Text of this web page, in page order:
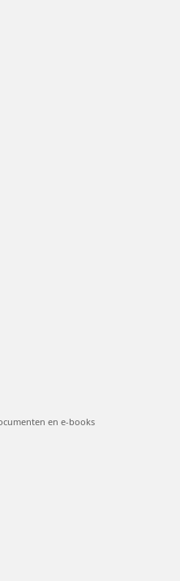
en e-books